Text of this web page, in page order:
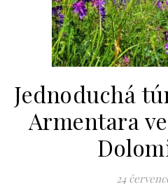
Jednoduchá
Armentara
24